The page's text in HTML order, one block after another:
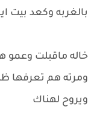
بالغربه وكعد بيت
خاله ماقبلت
ومرته هم تعرفها
ويروح لهناك